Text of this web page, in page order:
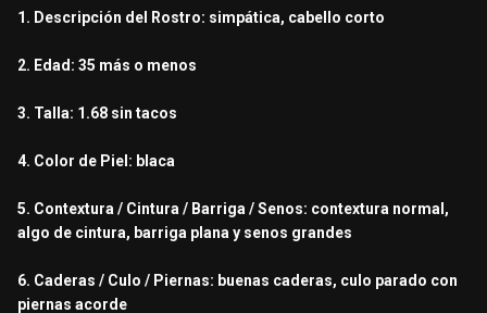
1. Descripción del Rostro: simpática, cabello corto
2. Edad: 35 más o menos
3. Talla: 1.68 sin tacos
4. Color de Piel: blaca
5. Contextura / Cintura / Barriga / Senos: contextura normal,
algo de cintura, barriga plana y senos grandes
6. Caderas / Culo / Piernas: buenas caderas, culo parado con
piernas acorde